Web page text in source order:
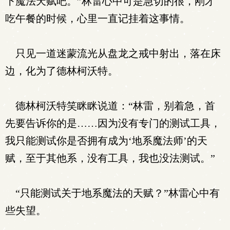
吃午餐的时候，心里一直记挂着这事情。
只见一道迷蒙流光从盘龙之戒中射出，落在床
边，化为了德林柯沃特。
德林柯沃特笑眯眯说道：“林雷，别着急，首
先要告诉你的是……因为没有专门的测试工具，
我只能测试你是否拥有成为‘地系魔法师’的天
赋，至于其他系，没有工具，我也没法测试。”
“只能测试关于地系魔法的天赋？”林雷心中有
些失望。